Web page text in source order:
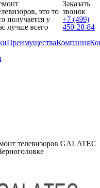
это то
получается у
лучше всего
Заказать
звонок
+7 (499)
450-28-84
ПреимуществаКомпания
телевизоров GALATEC